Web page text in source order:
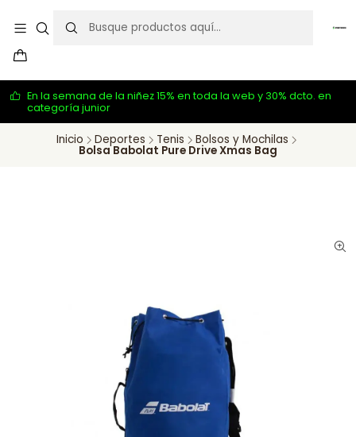
En la semana de la niñez 15% en toda la web y 30% dcto. en
categoría junior
Inicio Deportes Tenis Bolsos y Mochilas
Bolsa Babolat Pure Drive Xmas Bag